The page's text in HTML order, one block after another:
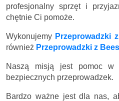
profesjonalny sprzęt i
chętnie Ci pomoże.
Wykonujemy Przeprowadzki
również Przeprowadzki z
Naszą misją jest pomoc w
bezpiecznych przeprowadzek.
Bardzo ważne jest dla nas,